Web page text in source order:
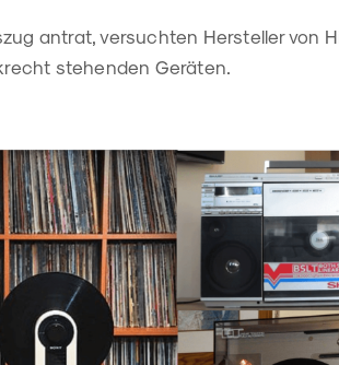
antrat, versuchten Hersteller von
stehenden Geräten.